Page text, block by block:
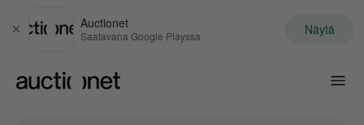
Sulje
Auctionet
Saatavana Google Playssa Näytä